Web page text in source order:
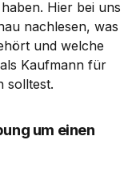
Hier bei uns
nachlesen, was
und welche
Kaufmann für
solltest.
um einen